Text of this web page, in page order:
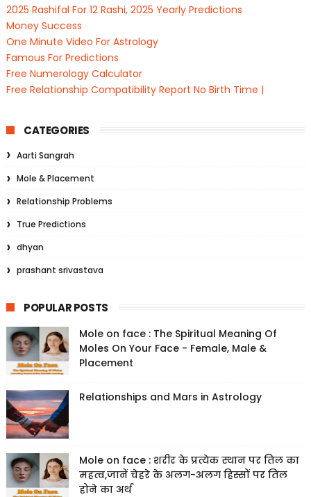
2025 Rashifal For 12 Rashi, 2025 Yearly Predictions
Money Success
One Minute Video For Astrology
Famous For Predictions
Free Numerology Calculator
Free Relationship Compatibility Report No Birth Time |
CATEGORIES
Aarti Sangrah
Mole & Placement
Relationship Problems
True Predictions
dhyan
prashant srivastava
POPULAR POSTS
Mole on face : The Spiritual Meaning Of
Moles On Your Face - Female, Male &
Placement
Relationships and Mars in Astrology
Mole on face : शरीर के प्रत्येक स्थान पर तिल का
महत्व,जानें चेहरे के अलग-अलग हिस्सों पर तिल
होने का अर्थ